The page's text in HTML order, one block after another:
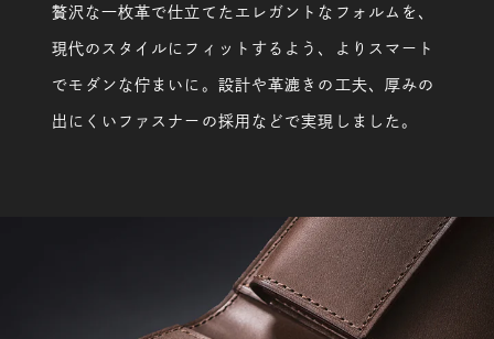
贅沢な一枚革で仕立てたエレガントなフォルムを、
現代のスタイルにフィットするよう、よりスマート
でモダンな佇まいに。設計や革漉きの工夫、厚みの
出にくいファスナーの採用などで実現しました。